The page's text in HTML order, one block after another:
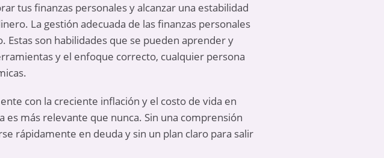
tus finanzas personales y alcanzar una estabilidad
La gestión adecuada de las finanzas personales
son habilidades que se pueden aprender y
y el enfoque correcto, cualquier persona
con la creciente inflación y el costo de vida en
más relevante que nunca. Sin una comprensión
rápidamente en deuda y sin un plan claro para salir